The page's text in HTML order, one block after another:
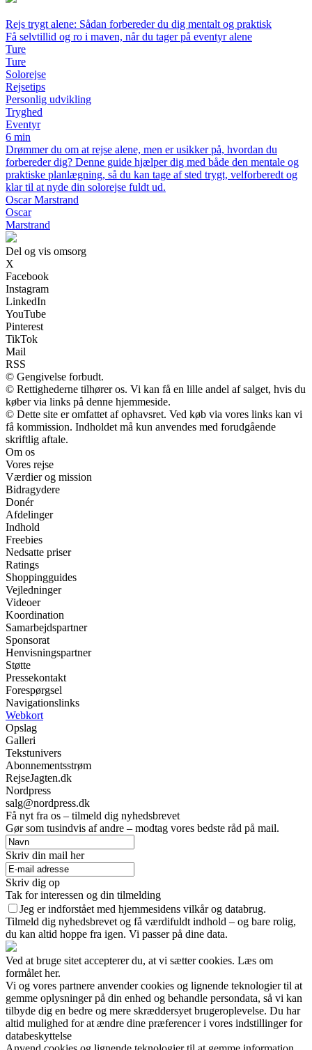
Rejs trygt alene: Sådan forbereder du dig mentalt og praktisk
Få selvtillid og ro i maven, når du tager på eventyr alene
Ture
Ture
Solorejse
Rejsetips
Personlig udvikling
Tryghed
Eventyr
6 min
Drømmer du om at rejse alene, men er usikker på, hvordan du
forbereder dig? Denne guide hjælper dig med både den mentale og
praktiske planlægning, så du kan tage af sted trygt, velforberedt og
klar til at nyde din solorejse fuldt ud.
Oscar Marstrand
Oscar
Marstrand
Del og vis omsorg
X
Facebook
Instagram
LinkedIn
YouTube
Pinterest
TikTok
Mail
RSS
© Gengivelse forbudt.
© Rettighederne tilhører os. Vi kan få en lille andel af salget, hvis du
køber via links på denne hjemmeside.
© Dette site er omfattet af ophavsret. Ved køb via vores links kan vi
få kommission. Indholdet må kun anvendes med forudgående
skriftlig aftale.
Om os
Vores rejse
Værdier og mission
Bidragydere
Donér
Afdelinger
Indhold
Freebies
Nedsatte priser
Ratings
Shoppingguides
Vejledninger
Videoer
Koordination
Samarbejdspartner
Sponsorat
Henvisningspartner
Støtte
Pressekontakt
Forespørgsel
Navigationslinks
Webkort
Opslag
Galleri
Tekstunivers
Abonnementsstrøm
RejseJagten.dk
Nordpress
salg@nordpress.dk
Få nyt fra os – tilmeld dig nyhedsbrevet
Gør som tusindvis af andre – modtag vores bedste råd på mail.
Skriv din mail her
Skriv dig op
Tak for interessen og din tilmelding
Jeg er indforstået med hjemmesidens vilkår og databrug.
Tilmeld dig nyhedsbrevet og få værdifuldt indhold – og bare rolig,
du kan altid hoppe fra igen. Vi passer på dine data.
Ved at bruge sitet accepterer du, at vi sætter cookies. Læs om
formålet her.
Vi og vores partnere anvender cookies og lignende teknologier til at
gemme oplysninger på din enhed og behandle persondata, så vi kan
tilbyde dig en bedre og mere skræddersyet brugeroplevelse. Du har
altid mulighed for at ændre dine præferencer i vores indstillinger for
databeskyttelse